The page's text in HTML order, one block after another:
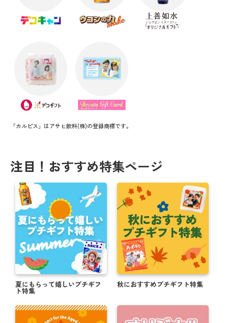
「カルピス」はアサヒ飲料(株)の登録商標です。
注目！おすすめ特集ページ
夏にもらって嬉しいプチギフ
ト特集
秋におすすめプチギフト特集